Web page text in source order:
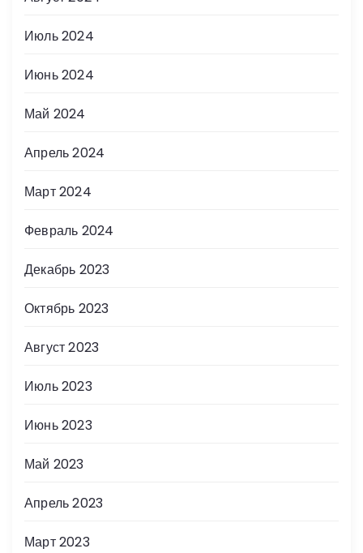
Июль 2024
Июнь 2024
Май 2024
Апрель 2024
Март 2024
Февраль 2024
Декабрь 2023
Октябрь 2023
Август 2023
Июль 2023
Июнь 2023
Май 2023
Апрель 2023
Март 2023